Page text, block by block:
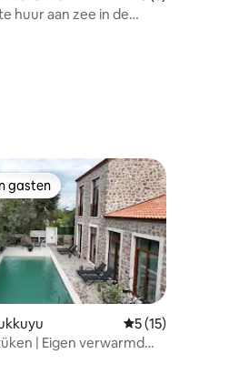
huur aan zee in de
4,9 uit 5, 50 recensies
gasten
gasten
Gemiddelde
5 (15)
| Eigen verwarmd